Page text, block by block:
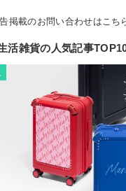
掲載のお問い合わせはこち
活雑貨の人気記事